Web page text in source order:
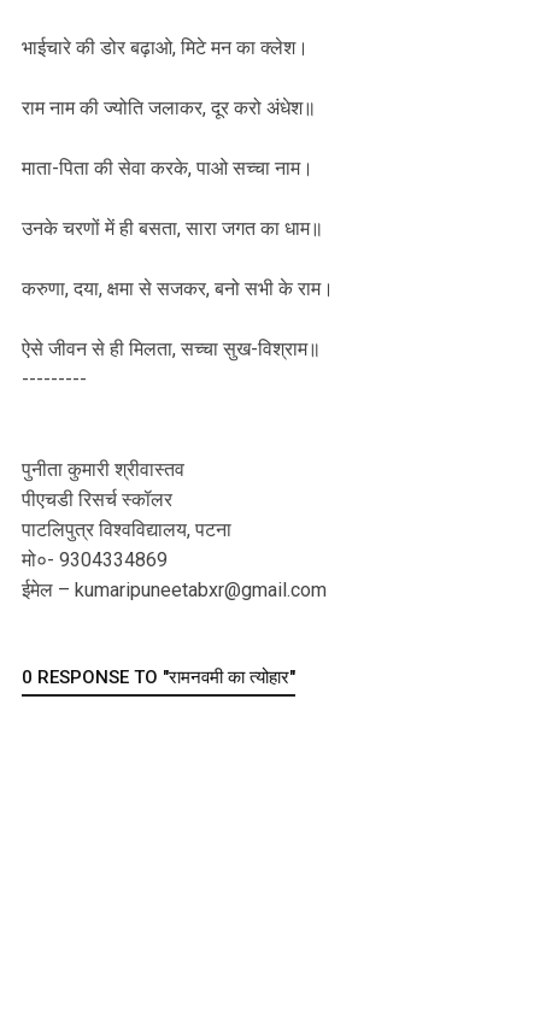
भाईचारे की डोर बढ़ाओ, मिटे मन का क्लेश।
राम नाम की ज्योति जलाकर, दूर करो अंधेश॥
माता-पिता की सेवा करके, पाओ सच्चा नाम।
उनके चरणों में ही बसता, सारा जगत का धाम॥
करुणा, दया, क्षमा से सजकर, बनो सभी के राम।
ऐसे जीवन से ही मिलता, सच्चा सुख-विश्राम॥
---------
पुनीता कुमारी श्रीवास्तव
पीएचडी रिसर्च स्कॉलर
पाटलिपुत्र विश्वविद्यालय, पटना
मो०- 9304334869
ईमेल – kumaripuneetabxr@gmail.com
0 RESPONSE TO "रामनवमी का त्योहार"